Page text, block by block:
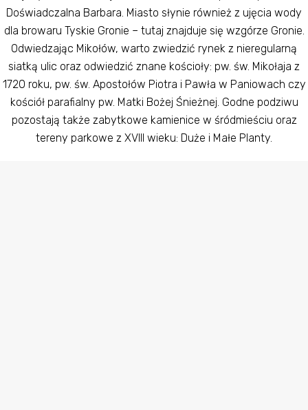
Doświadczalna Barbara. Miasto słynie również z ujęcia wody
dla browaru Tyskie Gronie – tutaj znajduje się wzgórze Gronie.
Odwiedzając Mikołów, warto zwiedzić rynek z nieregularną
siatką ulic oraz odwiedzić znane kościoły: pw. św. Mikołaja z
1720 roku, pw. św. Apostołów Piotra i Pawła w Paniowach czy
kościół parafialny pw. Matki Bożej Śnieżnej. Godne podziwu
pozostają także zabytkowe kamienice w śródmieściu oraz
tereny parkowe z XVIII wieku: Duże i Małe Planty.